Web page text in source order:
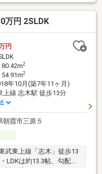
万円 2SLDK
円
80.42m2
54.91m2
年10月(築7年11ヶ月)
上線 志木駅 徒歩13分
朝霞市三原５
武東上線「志木」徒歩13
LDKは約13.3帖、勾配天